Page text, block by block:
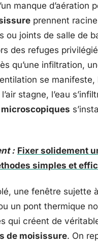
manque d’aération
prennent
ou joints de salle de
des refuges
qu’une infiltration,
se manifeste,
stagne, l’eau
: Fixer solidement
simples et
une fenêtre sujette
un pont thermique
qui créent de
de moisissure. On